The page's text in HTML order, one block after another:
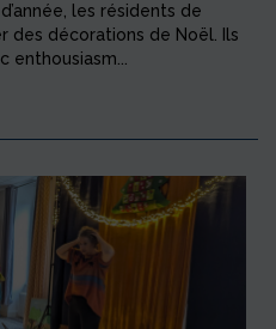
les résidents de
des décorations de Noël. Ils